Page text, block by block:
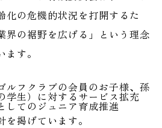
化の危機的状況を打開するた
界の裾野を広げる」という理念
す。
ルフクラブの会員のお子様、孫
学生）に対するサービス拡充
してのジュニア育成推進
掲げています。